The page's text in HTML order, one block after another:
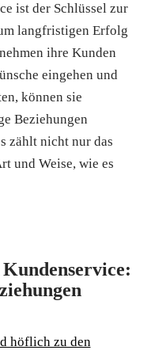
ist der Schlüssel zur
langfristigen Erfolg
ihre Kunden
eingehen und
können sie
Beziehungen
zählt nicht nur das
und Weise, wie es
höflich zu den